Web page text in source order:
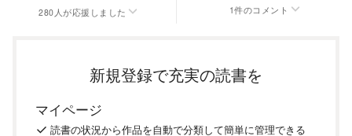
280 人が応援しました 1件のコメント
新規登録で充実の読書を
マイページ
読書の状況から作品を自動で分類して簡単に管理できる